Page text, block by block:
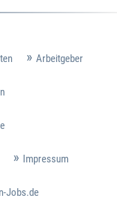
Arbeitgeber
Impressum
Jobs.de